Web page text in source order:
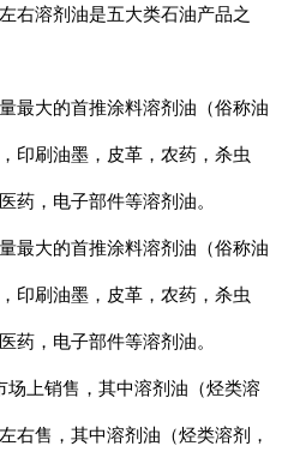
右溶剂油是五大类石油产品之
最大的首推涂料溶剂油（俗称油
印刷油墨，皮革，农药，杀虫
药，电子部件等溶剂油。
最大的首推涂料溶剂油（俗称油
印刷油墨，皮革，农药，杀虫
药，电子部件等溶剂油。
场上销售，其中溶剂油（烃类溶
右售，其中溶剂油（烃类溶剂，